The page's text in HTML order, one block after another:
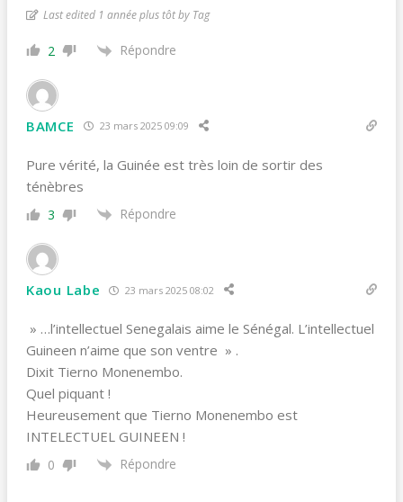
Last edited 1 année plus tôt by Tag
2 Répondre
BAMCE 23 mars 2025 09:09
Pure vérité, la Guinée est très loin de sortir des
ténèbres
3 Répondre
Kaou Labe 23 mars 2025 08:02
» …l’intellectuel Senegalais aime le Sénégal. L’intellectuel
Guineen n’aime que son ventre » .
Dixit Tierno Monenembo.
Quel piquant !
Heureusement que Tierno Monenembo est
INTELECTUEL GUINEEN !
0 Répondre